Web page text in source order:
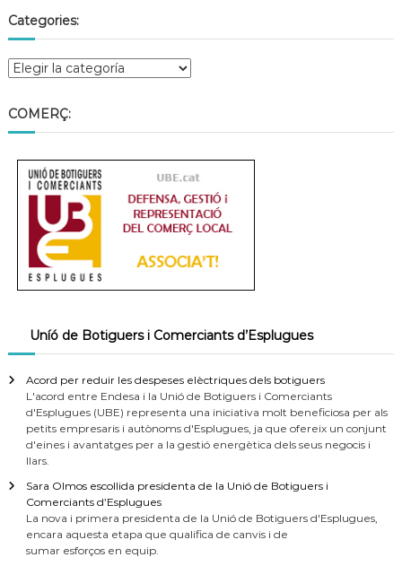
Categories:
COMERÇ:
Uníó de Botiguers i Comerciants d’Esplugues
Acord per reduir les despeses elèctriques dels botiguers
L'acord entre Endesa i la Unió de Botiguers i Comerciants
d'Esplugues (UBE) representa una iniciativa molt beneficiosa per als
petits empresaris i autònoms d'Esplugues, ja que ofereix un conjunt
d'eines i avantatges per a la gestió energètica dels seus negocis i
llars.
Sara Olmos escollida presidenta de la Unió de Botiguers i
Comerciants d’Esplugues
La nova i primera presidenta de la Unió de Botiguers d'Esplugues,
encara aquesta etapa que qualifica de canvis i de
sumar esforços en equip.